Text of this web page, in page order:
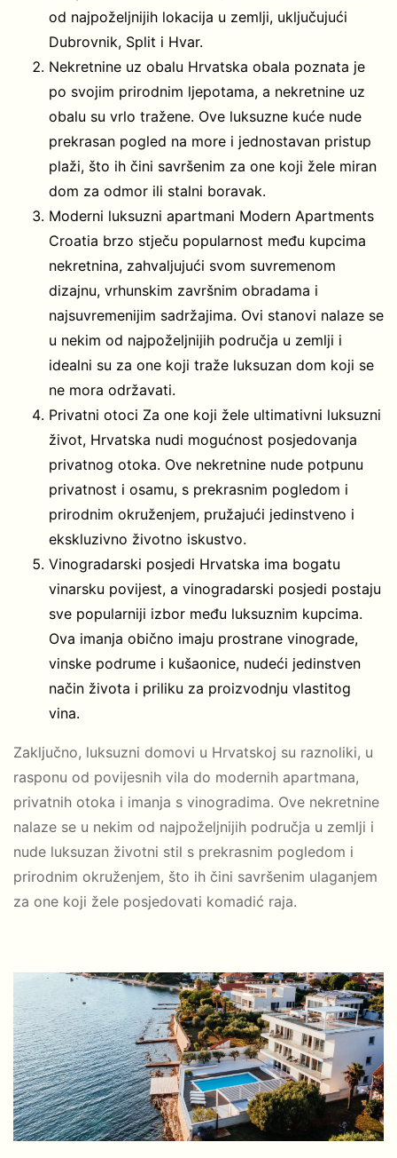
od najpoželjnijih lokacija u zemlji, uključujući
Dubrovnik, Split i Hvar.
Nekretnine uz obalu Hrvatska obala poznata je
po svojim prirodnim ljepotama, a nekretnine uz
obalu su vrlo tražene. Ove luksuzne kuće nude
prekrasan pogled na more i jednostavan pristup
plaži, što ih čini savršenim za one koji žele miran
dom za odmor ili stalni boravak.
Moderni luksuzni apartmani Modern Apartments
Croatia brzo stječu popularnost među kupcima
nekretnina, zahvaljujući svom suvremenom
dizajnu, vrhunskim završnim obradama i
najsuvremenijim sadržajima. Ovi stanovi nalaze se
u nekim od najpoželjnijih područja u zemlji i
idealni su za one koji traže luksuzan dom koji se
ne mora održavati.
Privatni otoci Za one koji žele ultimativni luksuzni
život, Hrvatska nudi mogućnost posjedovanja
privatnog otoka. Ove nekretnine nude potpunu
privatnost i osamu, s prekrasnim pogledom i
prirodnim okruženjem, pružajući jedinstveno i
ekskluzivno životno iskustvo.
Vinogradarski posjedi Hrvatska ima bogatu
vinarsku povijest, a vinogradarski posjedi postaju
sve popularniji izbor među luksuznim kupcima.
Ova imanja obično imaju prostrane vinograde,
vinske podrume i kušaonice, nudeći jedinstven
način života i priliku za proizvodnju vlastitog
vina.
Zaključno, luksuzni domovi u Hrvatskoj su raznoliki, u
rasponu od povijesnih vila do modernih apartmana,
privatnih otoka i imanja s vinogradima. Ove nekretnine
nalaze se u nekim od najpoželjnijih područja u zemlji i
nude luksuzan životni stil s prekrasnim pogledom i
prirodnim okruženjem, što ih čini savršenim ulaganjem
za one koji žele posjedovati komadić raja.